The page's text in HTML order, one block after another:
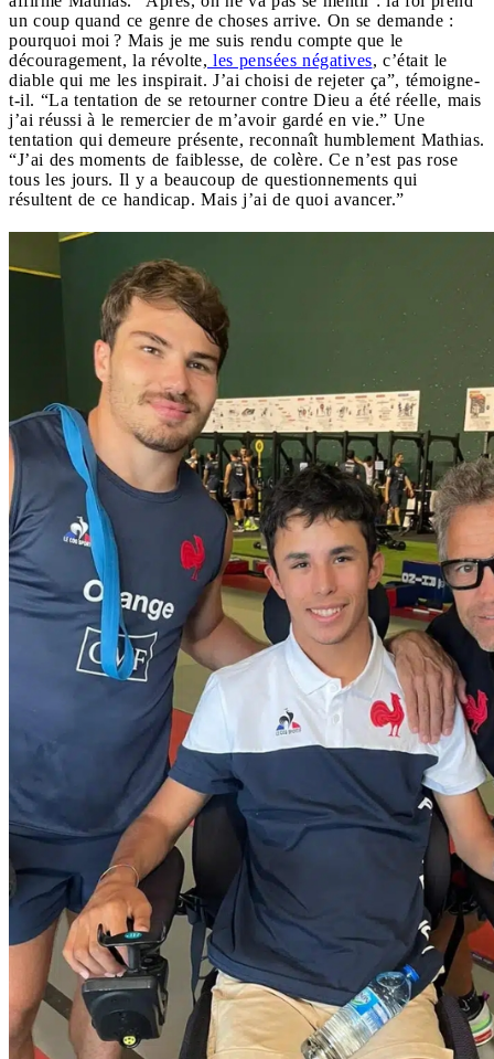
un coup quand ce genre de choses arrive. On se demande :
pourquoi moi ? Mais je me suis rendu compte que le
découragement, la révolte, les pensées négatives, c’était le
diable qui me les inspirait. J’ai choisi de rejeter ça”, témoigne-
t-il. “La tentation de se retourner contre Dieu a été réelle, mais
j’ai réussi à le remercier de m’avoir gardé en vie.” Une
tentation qui demeure présente, reconnaît humblement Mathias.
“J’ai des moments de faiblesse, de colère. Ce n’est pas rose
tous les jours. Il y a beaucoup de questionnements qui
résultent de ce handicap. Mais j’ai de quoi avancer.”